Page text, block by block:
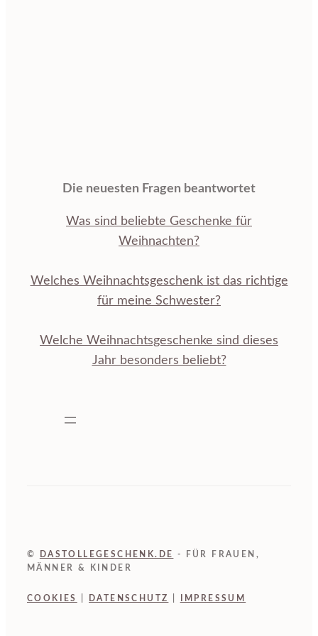
Die neuesten Fragen beantwortet
Was sind beliebte Geschenke für
Weihnachten?
Welches Weihnachtsgeschenk ist das richtige
für meine Schwester?
Welche Weihnachtsgeschenke sind dieses
Jahr besonders beliebt?
© DASTOLLEGESCHENK.DE
- FÜR FRAUEN,
MÄNNER & KINDER
COOKIES DATENSCHUTZ IMPRESSUM